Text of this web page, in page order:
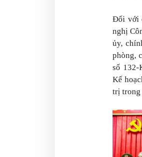
Đối với
nghị
ủy,
phòng,
số 132-
Kế
trị trong